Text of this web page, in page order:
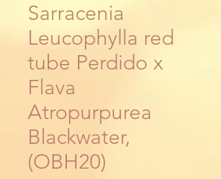
Sarracenia
Leucophylla red
tube Perdido x
Flava
Atropurpurea
Blackwater,
(OBH20)